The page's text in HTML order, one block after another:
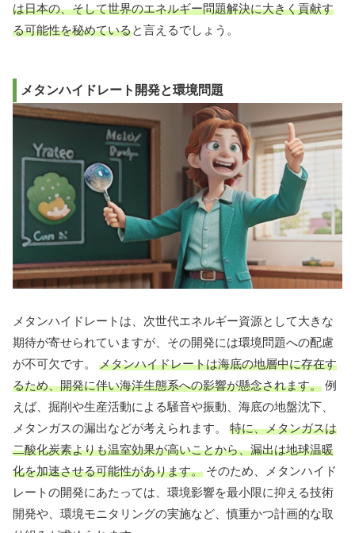
は日本の、そして世界のエネルギー問題解決に大きく貢献す
る可能性を秘めていると言えるでしょう。
メタンハイドレート開発と環境問題
メタンハイドレートは、次世代エネルギー資源として大きな
期待が寄せられていますが、その開発には環境問題への配慮
が不可欠です。 メタンハイドレートは海底の地層中に存在す
るため、開発に伴い海洋生態系への影響が懸念されます。 例
えば、掘削や生産活動による騒音や振動、海底の地盤沈下、
メタンガスの漏出などが考えられます。 特に、メタンガスは
二酸化炭素よりも温室効果が高いことから、漏出は地球温暖
化を加速させる可能性があります。 そのため、メタンハイド
レートの開発にあたっては、環境影響を最小限に抑える技術
開発や、環境モニタリングの実施など、慎重かつ計画的な取